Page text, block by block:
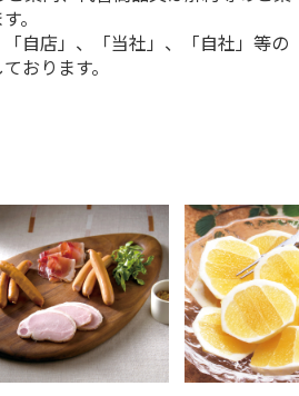
。
自店」、「当社」、「自社」等の
おります。